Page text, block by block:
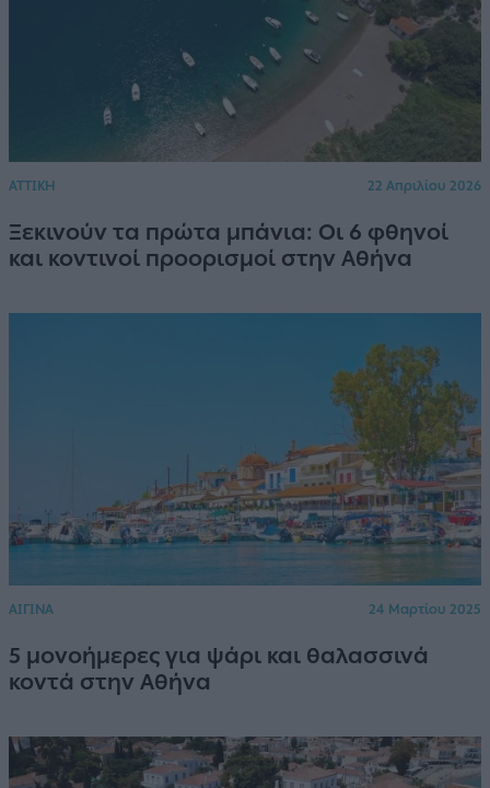
ΑΤΤΙΚΗ 22 Απριλίου 2026
Ξεκινούν τα πρώτα μπάνια: Οι 6 φθηνοί
και κοντινοί προορισμοί στην Αθήνα
ΑΙΓΙΝΑ 24 Μαρτίου 2025
5 μονοήμερες για ψάρι και θαλασσινά
κοντά στην Αθήνα